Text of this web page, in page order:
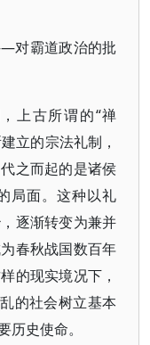
对霸道政治的批
上古所谓的“禅
立的宗法礼制，
之而起的是诸侯
局面。这种以礼
逐渐转变为兼并
春秋战国数百年
的现实境况下，
的社会树立基本
史使命。